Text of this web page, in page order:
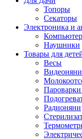
Топоры
Секаторы
Электроника и
Наушники
Товары для
Весы
Видеоняни
Радионяни